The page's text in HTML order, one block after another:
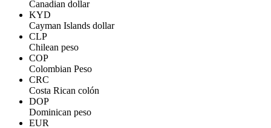
Canadian dollar
KYD
Cayman Islands dollar
CLP
Chilean peso
COP
Colombian Peso
CRC
Costa Rican colón
DOP
Dominican peso
EUR